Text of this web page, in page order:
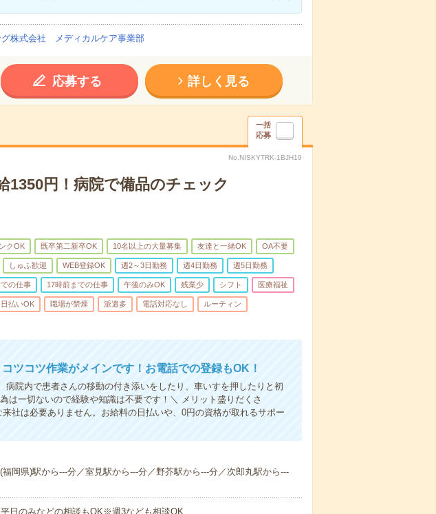
グ株式会社 メディカルケア事業部
応募する 詳しく見る
一括
応募
No.NISKYTRK-1BJH19
1350円！病院で備品のチェック
クOK 既卒第二新卒OK 10名以上の大量募集 友達と一緒OK OA不要
しゅふ歓迎 WEB登録OK 週2～3日勤務 週4日勤務 週5日勤務
の仕事 17時前までの仕事 午後のみOK 残業少 シフト 医療福祉
日払いOK 職場が禁煙 派遣多 電話対応なし ルーティン
ツコツ作業がメインです！お電話での登録もOK！
院内で患者さんの移動の付き添いをしたり、車いすを押したりと初
は一切ないので経験や知識は不要です！＼ メリット盛りだくさ
社は必要ありません。お給料の日払いや、0円の資格が取れるサポー
岡県)駅から---分／室見駅から---分／野芥駅から---分／次郎丸駅から---
日のみなどの相談もOK※週3なども相談OK